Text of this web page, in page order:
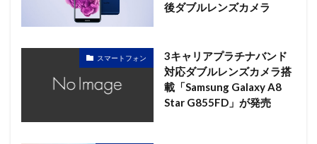
後ダブルレンズカメラ
スマートフォン
3キャリアプラチナバンド
対応ダブルレンズカメラ搭
載「Samsung Galaxy A8
Star G855FD」が発売